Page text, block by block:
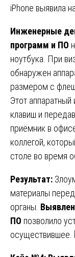
iPhone выявила
Инженерные
программ и ПО
ноутбука. При
обнаружен
размером с
Этот
клавиш и
приёмник в
коллегой,
столе во время
Результат:
материалы
органы.
ПО позволило